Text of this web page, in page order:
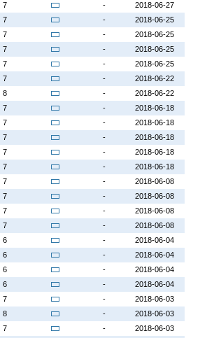
7 -
2018-06-27
7 -
2018-06-25
7 -
2018-06-25
7 -
2018-06-25
7 -
2018-06-25
7 -
2018-06-22
8 -
2018-06-22
7 -
2018-06-18
7 -
2018-06-18
7 -
2018-06-18
7 -
2018-06-18
7 -
2018-06-18
7 -
2018-06-08
7 -
2018-06-08
7 -
2018-06-08
7 -
2018-06-08
6 -
2018-06-04
6 -
2018-06-04
6 -
2018-06-04
6 -
2018-06-04
7 -
2018-06-03
8 -
2018-06-03
7 -
2018-06-03